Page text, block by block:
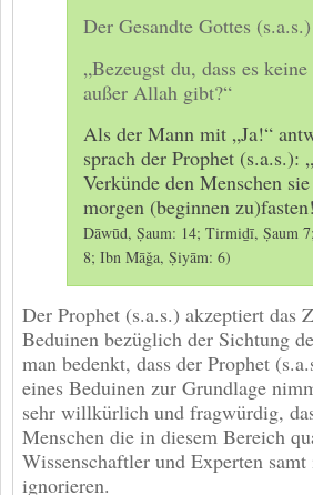
Der Gesandte Gottes
„Bezeugst du, dass es
außer Allah gibt?“
Als der Mann mit „Ja!“
sprach der Prophet (s.a.s.):
Verkünde den Menschen
morgen (beginnen
Dāwūd, Ṣaum: 14; Tirmiḏī, Ṣaum
8; Ibn Māǧa, Ṣiyām: 6)
Der Prophet (s.a.s.) akzeptiert das
Beduinen bezüglich der Sichtung
man bedenkt, dass der Prophet
eines Beduinen zur Grundlage
sehr willkürlich und fragwürdig,
Menschen die in diesem Bereich
Wissenschaftler und Experten
ignorieren.